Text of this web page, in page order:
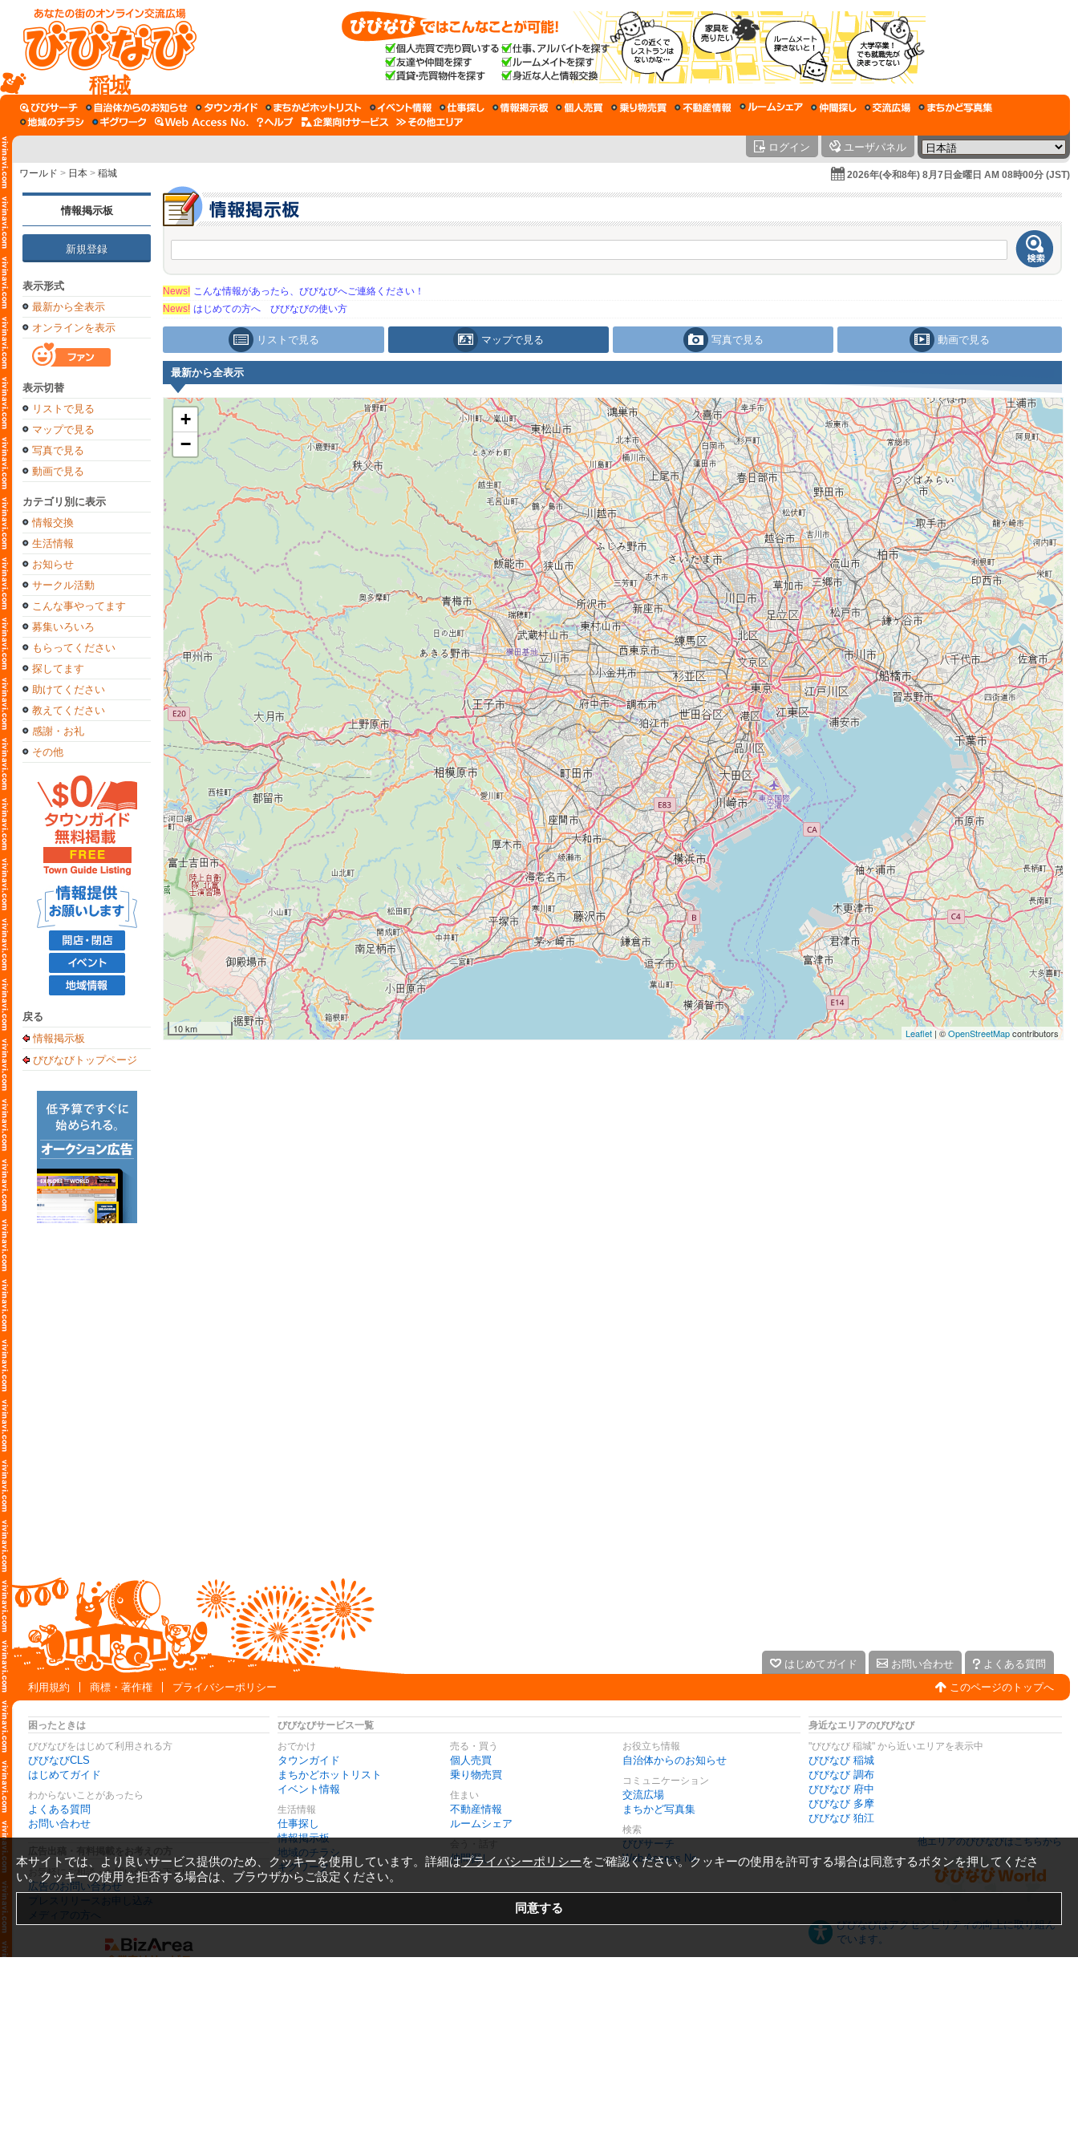
稲城
ログイン ユーザパネル
ワールド > 日本 > 稲城 2026年(令和8年) 8月7日金曜日 AM 08時00分 (JST)
情報掲示板
新規登録
表示形式
最新から全表示
オンラインを表示
表示切替
リストで見る
マップで見る
写真で見る
動画で見る
カテゴリ別に表示
情報交換
生活情報
お知らせ
サークル活動
こんな事やってます
募集いろいろ
もらってください
探してます
助けてください
教えてください
感謝・お礼
その他
戻る
情報掲示板
びびなびトップページ
News! こんな情報があったら、びびなびへご連絡ください！
News! はじめての方へ びびなびの使い方
リストで見る マップで見る 写真で見る 動画で見る
最新から全表示
+
−
10 km Leaflet | ©OpenStreetMapcontributors
はじめてガイド お問い合わせ
よくある質問
利用規約
商標・著作権 プライバシーポリシー このページのトップへ
困ったときは
びびなびをはじめて利用される方
びびなびCLS
はじめてガイド
わからないことがあったら
よくある質問
お問い合わせ
お気軽にご相談・お問い合わせ下さい
広告のお問い合わせ
プレスリリースお申し込み
メディアの方へ
びびなびサービス一覧
おでかけ
タウンガイド
まちかどホットリスト
イベント情報
生活情報
仕事探し
情報掲示板
地域のチラシ
ギグワーク
売る・買う
個人売買
乗り物売買
住まい
不動産情報
ルームシェア
仲間探し
お役立ち情報
自治体からのお知らせ
コミュニケーション
交流広場
まちかど写真集
検索
びびサーチ
Web Access No.
身近なエリアのびびなび
"びびなび 稲城" から近いエリアを表示中
びびなび 稲城
びびなび 調布
びびなび 府中
びびなび 多摩
びびなび 狛江
他エリアのびびなびはこちらから
びびなびはアクセシビリティの向上に取り組ん
でいます。
本サイトでは、より良いサービス提供のため、クッキーを使用しています。詳細はプライバシーポリシーをご確認ください。クッキーの使用を許可する場合は同意するボタンを押してくださ
い。クッキーの使用を拒否する場合は、ブラウザからご設定ください。